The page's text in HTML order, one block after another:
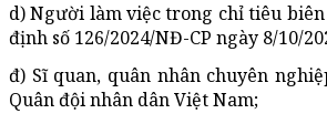
d) Người làm việc trong chỉ tiêu
định số 126/2024/NĐ-CP ngày 8/10/
đ) Sĩ quan, quân nhân chuyên
Quân đội nhân dân Việt Nam;